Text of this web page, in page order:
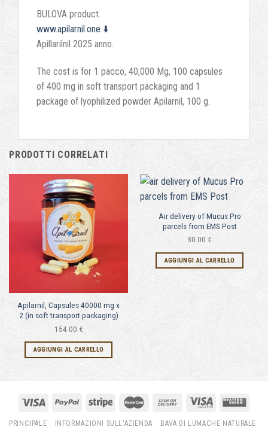
BULOVA product.
www.apilarnil.one ⬇️
Apillarilnil 2025 anno.
The cost is for 1 pacco, 40,000 Mg, 100 capsules
of 400 mg in soft transport packaging and 1
package of lyophilized powder Apilarnil, 100 g.
PRODOTTI CORRELATI
Apilarnil, Capsules 40000 mg х
2 (in soft transport packaging)
154.00 €
AGGIUNGI AL CARRELLO
Air delivery of Mucus Pro
parcels from EMS Post
30.00 €
AGGIUNGI AL CARRELLO
PRINCIPALE INFORMAZIONI SULL'AZIENDA BAVA DI LUMACHE NATURALE